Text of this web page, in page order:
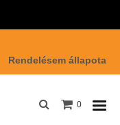
Rendelésem állapota
0